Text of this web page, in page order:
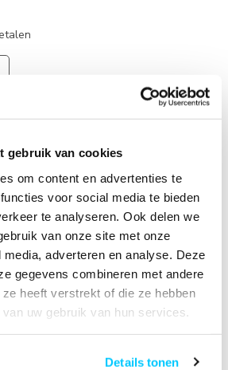
gebruik van cookies
om content en advertenties te
voor social media te bieden
te analyseren. Ook delen we
van onze site met onze
adverteren en analyse. Deze
gegevens combineren met andere
heeft verstrekt of die ze hebben
uw gebruik van hun services.
Details tonen
een vraag over dit product?
hulp nodig bij het bestellen? Neem
met onze klantenservicee